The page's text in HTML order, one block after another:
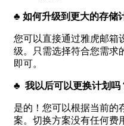
♣ 如何升级到更大的存储
您可以直接通过雅虎邮箱
级。只需选择符合您需求
即可。
♣ 我以后可以更换计划吗
是的！您可以根据当前的
案。切换方案没有任何费